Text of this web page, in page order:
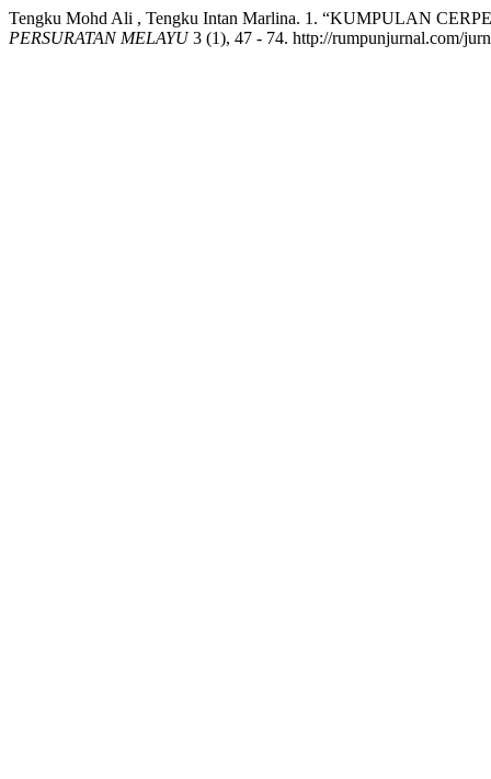
Tengku Mohd Ali , Tengku Intan Marlina. 1. “KUMPULAN
PERSURATAN MELAYU3 (1), 47 - 74. http://rumpunjurnal.com/